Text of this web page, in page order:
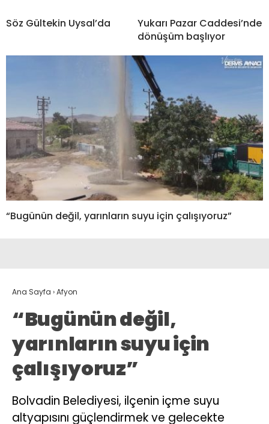
Söz Gültekin Uysal’da
Yukarı Pazar Caddesi’nde
dönüşüm başlıyor
“Bugünün değil, yarınların suyu için çalışıyoruz”
Ana Sayfa ›Afyon
“Bugünün değil,
yarınların suyu için
çalışıyoruz”
Bolvadin Belediyesi, ilçenin içme suyu
altyapısını güçlendirmek ve gelecekte